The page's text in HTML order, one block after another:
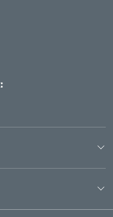
моделі, створені з
з елегантним
включно з жіночим
смартфонами;
режимів;
смарт-
— цикл, пульс,